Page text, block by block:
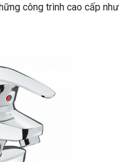
công trình cao cấp như